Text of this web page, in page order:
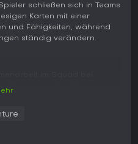
schließen sich in Teams
Karten mit einer
und Fähigkeiten, während
ständig verändern.
vier Klassen zugeordnet